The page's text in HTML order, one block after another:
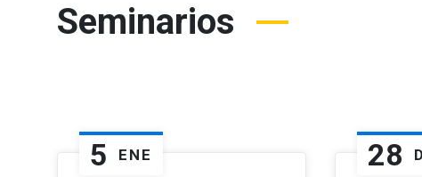
Seminarios
5 ENE 28